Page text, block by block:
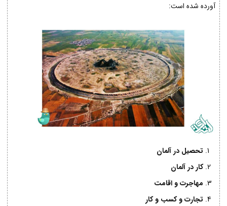
آورده شده است:
تحصیل در آلمان
کار در آلمان
مهاجرت و اقامت
تجارت و کسب و کار